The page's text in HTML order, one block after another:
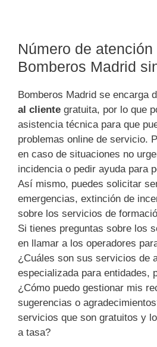
Número de
Bomberos Madrid
Bomberos Madrid se encarga
al cliente gratuita, por lo que
asistencia técnica para que
problemas online de servicio.
en caso de situaciones no
incidencia o pedir ayuda para
Así mismo, puedes solicitar
emergencias, extinción de
sobre los servicios de
Si tienes preguntas sobre los
en llamar a los operadores
¿Cuáles son sus servicios de
especializada para entidades,
¿Cómo puedo gestionar mis
sugerencias o
servicios que son gratuitos y
a tasa?